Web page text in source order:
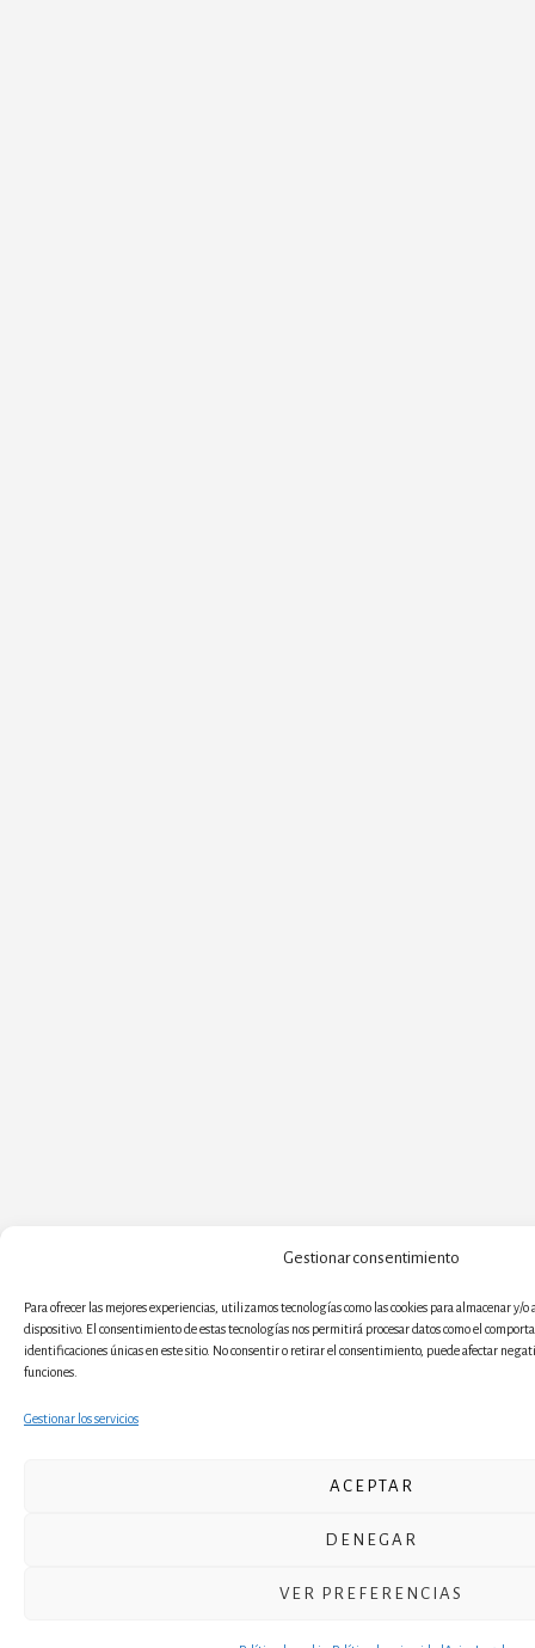
Gestionar consentimiento
Para ofrecer las mejores experiencias, utilizamos tecnologías como las cookies para almacenar y/o
dispositivo. El consentimiento de estas tecnologías nos permitirá procesar datos como el
identificaciones únicas en este sitio. No consentir o retirar el consentimiento, puede afectar
funciones.
Gestionar los servicios
ACEPTAR
DENEGAR
VER PREFERENCIAS